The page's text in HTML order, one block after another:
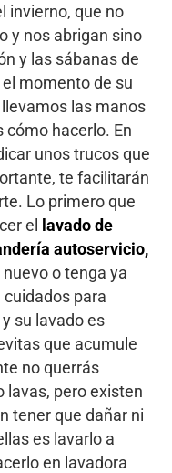
invierno, que no
y nos abrigan sino
y las sábanas de
momento de su
las manos
cómo hacerlo. En
unos trucos que
te facilitarán
Lo primero que
el
lavado de
autoservicio,
o tenga ya
para
su lavado es
que acumule
no querrás
lavas, pero existen
tener que dañar ni
es lavarlo a
en lavadora